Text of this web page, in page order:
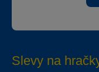
Slevy na